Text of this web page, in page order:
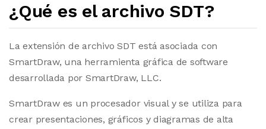
¿Qué es el archivo SDT?
La extensión de archivo SDT está asociada con
SmartDraw, una herramienta gráfica de software
desarrollada por SmartDraw, LLC.
SmartDraw es un procesador visual y se utiliza para
crear presentaciones, gráficos y diagramas de alta